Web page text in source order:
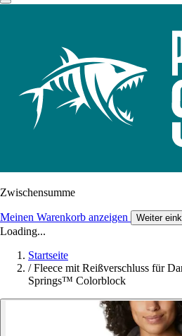
Zwischensumme
Meinen Warenkorb anzeigen Weiter
Loading...
Startseite
/ Fleece mit Reißverschluss für
Springs™ Colorblock